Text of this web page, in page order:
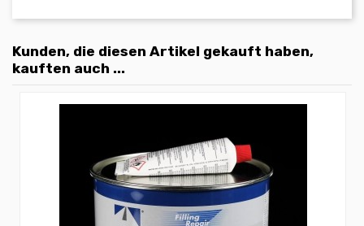
Kunden, die diesen Artikel gekauft haben,
kauften auch ...